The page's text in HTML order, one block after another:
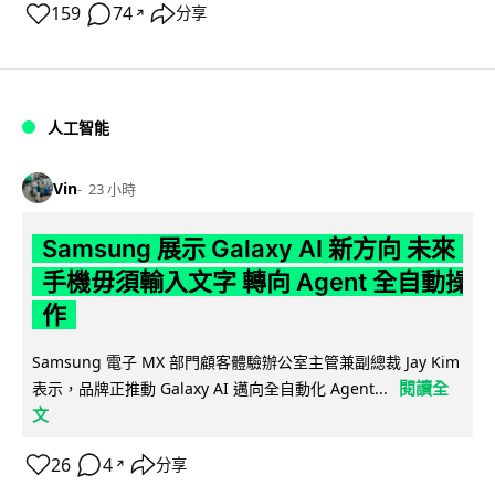
159 74 ↗ 分享
人工智能
Vin 23 小時
Samsung 展示 Galaxy AI 新方向 未來
手機毋須輸入文字 轉向 Agent 全自動操
作
Samsung 電子 MX 部門顧客體驗辦公室主管兼副總裁 Jay Kim
表示，品牌正推動 Galaxy AI 邁向全自動化 Agent...
閱讀全
文
26 4 ↗ 分享